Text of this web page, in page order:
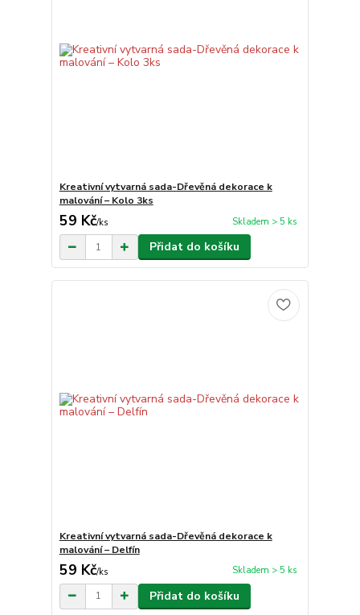
Kreativní vytvarná sada-Dřevěná dekorace k
malování – Kolo 3ks
59 Kč/ks Skladem > 5 ks
Přidat do košíku
Kreativní vytvarná sada-Dřevěná dekorace k
malování – Delfín
59 Kč/ks Skladem > 5 ks
Přidat do košíku